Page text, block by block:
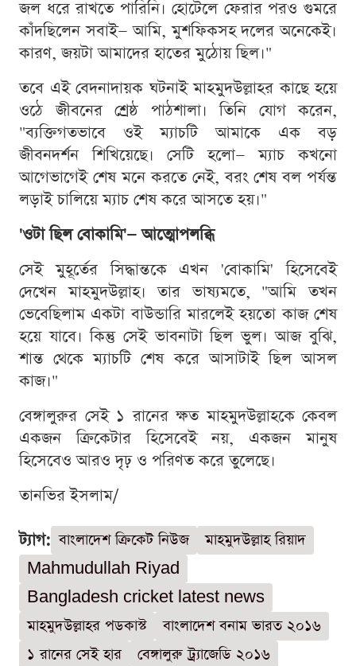
জল ধরে রাখতে পারিনি। হোটেলে ফেরার পরও গুমরে
কাঁদছিলেন সবাই— আমি, মুশফিকসহ দলের অনেকেই।
কারণ, জয়টা আমাদের হাতের মুঠোয় ছিল।"
তবে এই বেদনাদায়ক ঘটনাই মাহমুদউল্লাহর কাছে হয়ে
ওঠে জীবনের শ্রেষ্ঠ পাঠশালা। তিনি যোগ করেন,
"ব্যক্তিগতভাবে ওই ম্যাচটি আমাকে এক বড়
জীবনদর্শন শিখিয়েছে। সেটি হলো— ম্যাচ কখনো
আগেভাগেই শেষ মনে করতে নেই, বরং শেষ বল পর্যন্ত
লড়াই চালিয়ে ম্যাচ শেষ করে আসতে হয়।"
'ওটা ছিল বোকামি'— আত্মোপলব্ধি
সেই মুহূর্তের সিদ্ধান্তকে এখন 'বোকামি' হিসেবেই
দেখেন মাহমুদউল্লাহ। তার ভাষ্যমতে, "আমি তখন
ভেবেছিলাম একটা বাউন্ডারি মারলেই হয়তো কাজ শেষ
হয়ে যাবে। কিন্তু সেই ভাবনাটা ছিল ভুল। আজ বুঝি,
শান্ত থেকে ম্যাচটি শেষ করে আসাটাই ছিল আসল
কাজ।"
বেঙ্গালুরুর সেই ১ রানের ক্ষত মাহমুদউল্লাহকে কেবল
একজন ক্রিকেটার হিসেবেই নয়, একজন মানুষ
হিসেবেও আরও দৃঢ় ও পরিণত করে তুলেছে।
তানভির ইসলাম/
ট্যাগ: বাংলাদেশ ক্রিকেট নিউজ
মাহমুদউল্লাহ রিয়াদ
Mahmudullah Riyad
Bangladesh cricket latest news
মাহমুদউল্লাহর পডকাস্ট
বাংলাদেশ বনাম ভারত ২০১৬
১ রানের সেই হার
বেঙ্গালুরু ট্র্যাজেডি ২০১৬